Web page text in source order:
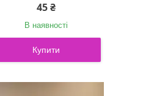
45 ₴
В наявності
Купити